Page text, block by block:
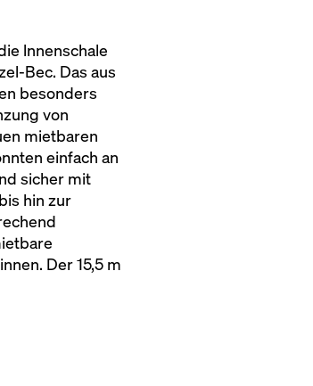
lnnenschale
Bec. Das aus
besonders
von
mietbaren
einfach an
sicher mit
hin zur
Der 15,5 m